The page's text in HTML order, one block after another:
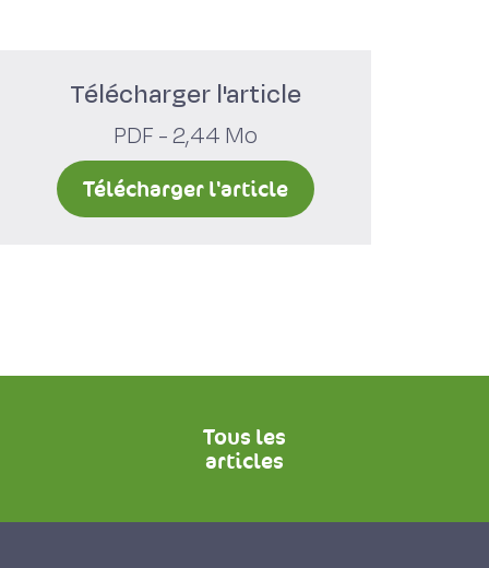
Télécharger l'article
PDF - 2,44 Mo
Télécharger l'article
Tous les
articles